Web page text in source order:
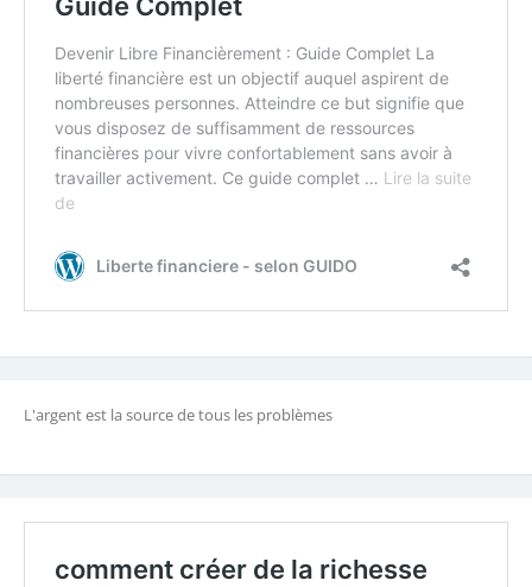
L'argent est la source de tous les problèmes